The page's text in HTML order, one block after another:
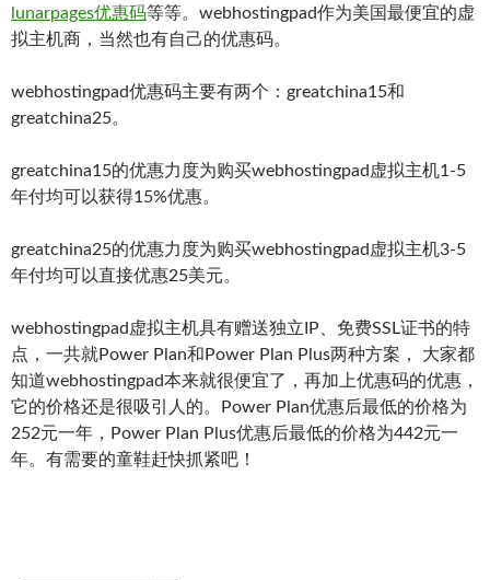
lunarpages优惠码等等。webhostingpad作为美国最便宜的虚
拟主机商，当然也有自己的优惠码。
webhostingpad优惠码主要有两个：greatchina15和
greatchina25。
greatchina15的优惠力度为购买webhostingpad虚拟主机1-5
年付均可以获得15%优惠。
greatchina25的优惠力度为购买webhostingpad虚拟主机3-5
年付均可以直接优惠25美元。
webhostingpad虚拟主机具有赠送独立IP、免费SSL证书的特
点，一共就Power Plan和Power Plan Plus两种方案， 大家都
知道webhostingpad本来就很便宜了，再加上优惠码的优惠，
它的价格还是很吸引人的。Power Plan优惠后最低的价格为
252元一年，Power Plan Plus优惠后最低的价格为442元一
年。有需要的童鞋赶快抓紧吧！